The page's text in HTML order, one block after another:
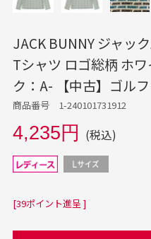
JACK BUNNY ジャッ
Tシャツ ロゴ総柄 ホ
ク：A- 【中古】ゴル
商品番号 1-240101731912
4,235円 (税込)
[39ポイント進呈 ]